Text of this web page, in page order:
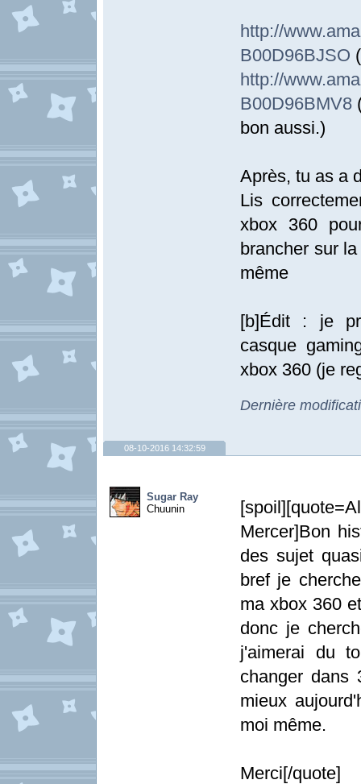
http://
B00D96BJSO
http://
B00D96BMV8
bon aussi.)
Après, tu as a
Lis
xbox 360
brancher sur
même
[b]Édit : je
casque
xbox 360 (je
Dernière
08-10-2016 14:32:59
Sugar Ray
Chuunin
Mercer]Bon
des sujet
bref je
ma xbox 360
donc je
j'aimerai du
changer
mieux
moi même.
Merci[/quote]